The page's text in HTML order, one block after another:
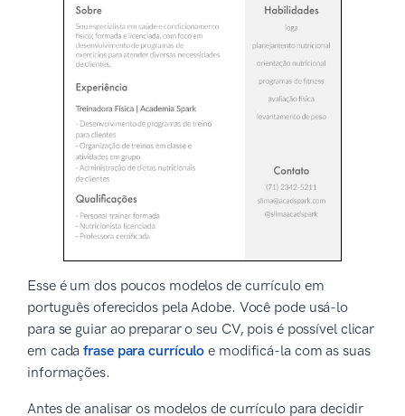
Esse é um dos poucos modelos de currículo em
português oferecidos pela Adobe. Você pode usá-lo
para se guiar ao preparar o seu CV, pois é possível clicar
em cadafrase para currículo e modificá-la com as suas
informações.
Antes de analisar os modelos de currículo para decidir